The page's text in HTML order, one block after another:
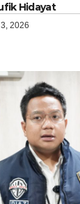
Hidayat
2026